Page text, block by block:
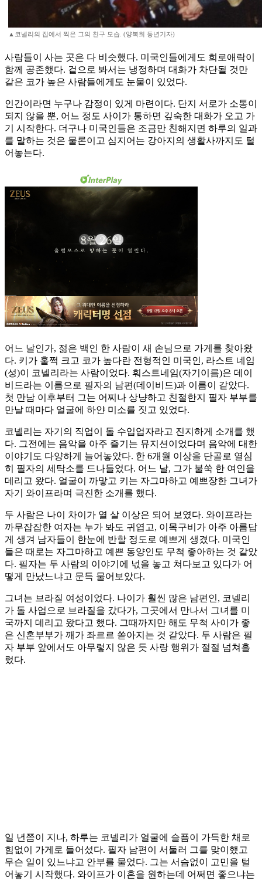
▲코넬리의 집에서 찍은 그의 친구 모습. (양복희 동년기자)
사람들이 사는 곳은 다 비슷했다. 미국인들에게도 희로애락이
함께 공존했다. 겉으로 봐서는 냉정하며 대화가 차단될 것만
같은 코가 높은 사람들에게도 눈물이 있었다.
인간이라면 누구나 감정이 있게 마련이다. 단지 서로가 소통이
되지 않을 뿐, 어느 정도 사이가 통하면 깊숙한 대화가 오고 가
기 시작한다. 더구나 미국인들은 조금만 친해지면 하루의 일과
를 말하는 것은 물론이고 심지어는 강아지의 생활사까지도 털
어놓는다.
어느 날인가, 젊은 백인 한 사람이 새 손님으로 가게를 찾아왔
다. 키가 훌쩍 크고 코가 높다란 전형적인 미국인, 라스트 네임
(성)이 코넬리라는 사람이었다. 훠스트네임(자기이름)은 데이
비드라는 이름으로 필자의 남편(데이비드)과 이름이 같았다.
첫 만남 이후부터 그는 어찌나 상냥하고 친절한지 필자 부부를
만날 때마다 얼굴에 하얀 미소를 짓고 있었다.
코넬리는 자기의 직업이 돌 수입업자라고 진지하게 소개를 했
다. 그전에는 음악을 아주 즐기는 뮤지션이었다며 음악에 대한
이야기도 다양하게 늘어놓았다. 한 6개월 이상을 단골로 열심
히 필자의 세탁소를 드나들었다. 어느 날, 그가 불쑥 한 여인을
데리고 왔다. 얼굴이 까맣고 키는 자그마하고 예쁘장한 그녀가
자기 와이프라며 극진한 소개를 했다.
두 사람은 나이 차이가 열 살 이상은 되어 보였다. 와이프라는
까무잡잡한 여자는 누가 봐도 귀엽고, 이목구비가 아주 아름답
게 생겨 남자들이 한눈에 반할 정도로 예쁘게 생겼다. 미국인
들은 때로는 자그마하고 예쁜 동양인도 무척 좋아하는 것 같았
다. 필자는 두 사람의 이야기에 넋을 놓고 쳐다보고 있다가 어
떻게 만났느냐고 문득 물어보았다.
그녀는 브라질 여성이었다. 나이가 훨씬 많은 남편인, 코넬리
가 돌 사업으로 브라질을 갔다가, 그곳에서 만나서 그녀를 미
국까지 데리고 왔다고 했다. 그때까지만 해도 무척 사이가 좋
은 신혼부부가 깨가 좌르르 쏟아지는 것 같았다. 두 사람은 필
자 부부 앞에서도 아무렇지 않은 듯 사랑 행위가 절절 넘쳐흘
렀다.
일 년쯤이 지나, 하루는 코넬리가 얼굴에 슬픔이 가득한 채로
힘없이 가게로 들어섰다. 필자 남편이 서둘러 그를 맞이했고
무슨 일이 있느냐고 안부를 물었다. 그는 서슴없이 고민을 털
어놓기 시작했다. 와이프가 이혼을 원하는데 어쩌면 좋으냐는